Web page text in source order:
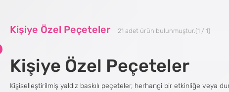
Kişiye Özel Peçeteler 21 adet ürün bulunmuştur.(1 / 1)
Kişiye Özel Peçeteler
Kişiselleştirilmiş yaldız baskılı peçeteler, herhangi bir etkinliğe veya